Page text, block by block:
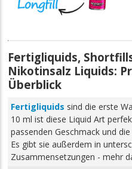
Fertigliquids,
Nikotinsalz Liquids:
Überblick
Fertigliquids sind die erste
10 ml ist diese Liquid Art
passenden Geschmack und
Es gibt sie außerdem in
Zusammensetzungen - mehr